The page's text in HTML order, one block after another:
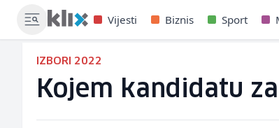
Vijesti Biznis Sport
IZBORI 2022
Kojem kandidatu